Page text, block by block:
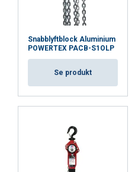
Snabblyftblock Aluminium
POWERTEX PACB-S1OLP
Se produkt